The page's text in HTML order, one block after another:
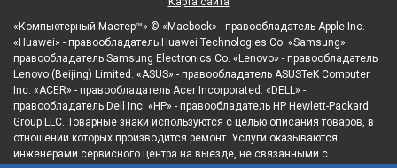
«Компьютерный Мастер™» © «Macbook» - правообладатель Apple Inc.
«Huawei» - правообладатель Huawei Technologies Co. «Samsung» –
правообладатель Samsung Electronics Co. «Lenovo» - правообладатель
Lenovo (Beijing) Limited. «ASUS» - правообладатель ASUSTeK Computer
Inc. «ACER» - правообладатель Acer Incorporated. «DELL» -
правообладатель Dell Inc. «HP» - правообладатель HP Hewlett-Packard
Group LLC. Товарные знаки используются с целью описания товаров, в
отношении которых производится ремонт. Услуги оказываются
инженерами сервисного центра на выезде, не связанными с